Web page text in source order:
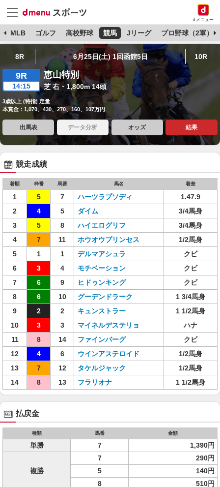
dメニュー
MLB ゴルフ 高校野球 競馬 Jリーグ プロ野球（2軍）
8R 6月25日(土) 1回函館5日 10R
9R
14:15
恵山特別
芝 右・1,800m 14頭
3歳以上 (特指) 定量
本賞金：1,070、430、270、160、107万円
出馬表 データ分析 オッズ 結果
競走成績
着順 枠番 馬番 馬名 着差
1 5 7 ハーツラプソディ
1.47.9
2
4 5 ダイム
3/4馬身
3
5 8 ハイエログリフ
3/4馬身
4
7 11 ホウオウプリンセス
1/2馬身
5
1 1 デルマアシュラ
クビ
6
3 4 モチベーション
クビ
7
6 9 ヒドゥンキング
クビ
8
6 10 グーデンドラーク
1 3/4馬身
9
2 2 キュンストラー
1 1/2馬身
10
3 3 マイネルデステリョ
ハナ
11
8 14 ファインバーグ
クビ
12
4 6 ウインアステロイド
1/2馬身
13
7 12 タケルジャック
1/2馬身
14
8 13 フラリオナ 1 1/2馬身
払戻金
種類 馬番 金額
単勝 7 1,390円
複勝
7
290円
5
140円
8
510円